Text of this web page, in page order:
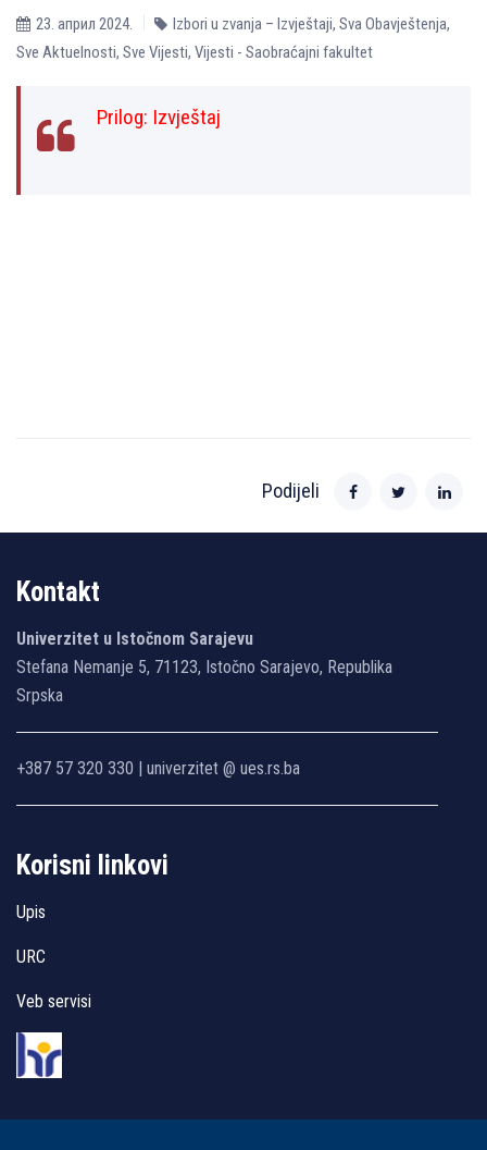
23. април 2024. Izbori u zvanja – Izvještaji, Sva Obavještenja,
Sve Aktuelnosti, Sve Vijesti, Vijesti - Saobraćajni fakultet
Prilog: Izvještaj
Podijeli
Kontakt
Univerzitet u Istočnom Sarajevu
Stefana Nemanje 5, 71123, Istočno Sarajevo, Republika
Srpska
+387 57 320 330 | univerzitet @ ues.rs.ba
Korisni linkovi
Upis
URC
Veb servisi